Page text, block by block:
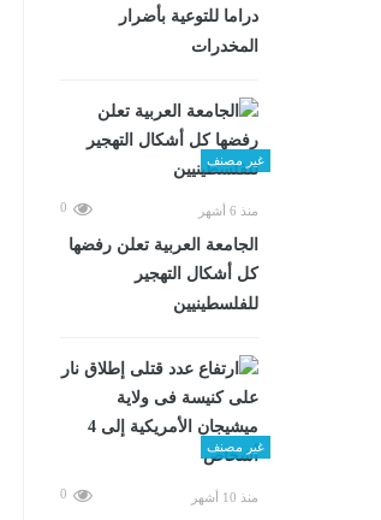
دراما للتوعية بأضرار
المخدرات
غير مصنف
منذ 6 أشهر 0
الجامعة العربية تعلن رفضها
كل أشكال التهجير
للفلسطينيين
غير مصنف
منذ 10 أشهر 0